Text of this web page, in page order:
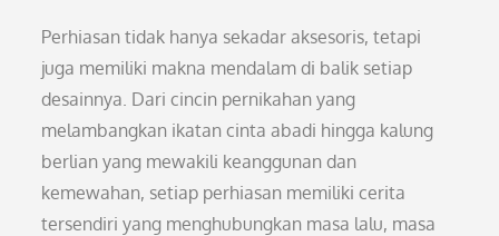
Perhiasan tidak hanya sekadar aksesoris, tetapi
juga memiliki makna mendalam di balik setiap
desainnya. Dari cincin pernikahan yang
melambangkan ikatan cinta abadi hingga kalung
berlian yang mewakili keanggunan dan
kemewahan, setiap perhiasan memiliki cerita
tersendiri yang menghubungkan masa lalu, masa